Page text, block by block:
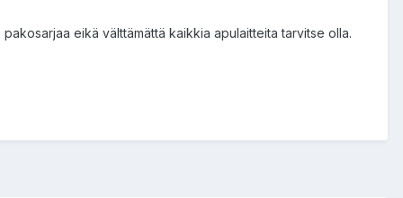
eikä välttämättä kaikkia apulaitteita tarvitse olla.